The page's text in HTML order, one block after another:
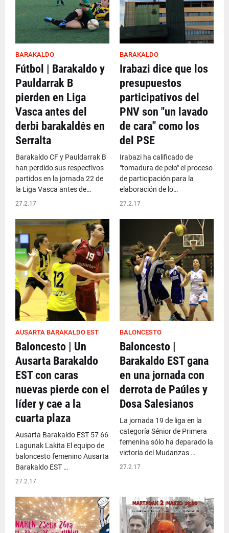
BARAKALDO
Fútbol | Barakaldo y
Pauldarrak B
pierden en Liga
Vasca antes del
derbi barakaldés en
Serralta
Barakaldo CF y Pauldarrak B
han perdido sus respectivos
partidos en la jornada 22 de
la Liga Vasca antes de…
27.2.17
BARAKALDO
Irabazi dice que los
presupuestos
participativos del
PNV son "un lavado
de cara" como los
del PSE
Irabazi ha calificado de
"tomadura de pelo" el proceso
de participación para la
elaboración de lo…
27.2.17
AUSARTA BARAKALDO EST
Baloncesto | Un
Ausarta Barakaldo
EST con caras
nuevas pierde con el
líder y cae a la
cuarta plaza
Ausarta Barakaldo EST 57 66
Lagunak Lakita El equipo de
baloncesto femenino Ausarta
Barakaldo EST …
27.2.17
BALONCESTO
Baloncesto |
Barakaldo EST gana
en una jornada con
derrota de Paúles y
Dosa Salesianos
La jornada 19 de liga en la
categoría Sénior de Primera
femenina sólo ha deparado la
victoria del Mudanzas …
27.2.17